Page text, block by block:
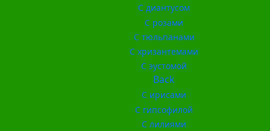
С диантусом
С розами
С тюльпанами
С хризантемами
С эустомой
Back
С ирисами
С гипсофилой
С лилиями